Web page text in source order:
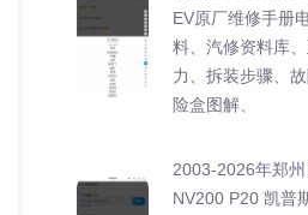
EV原厂维修手册
料、汽修资料库
力、拆装步骤、
险盒图解、
2003-2026年郑
NV200 P20 凯普